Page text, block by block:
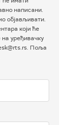
написани.
објављивати.
који ће
уређивачку
Поља